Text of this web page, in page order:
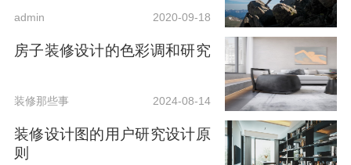
admin 2020-09-18
房子装修设计的色彩调和研究
装修那些事 2024-08-14
装修设计图的用户研究设计原
则